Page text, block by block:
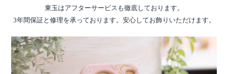
東玉はアフターサービスも徹底しております。
3年間保証と修理を承っております。安心してお飾りいただけます。